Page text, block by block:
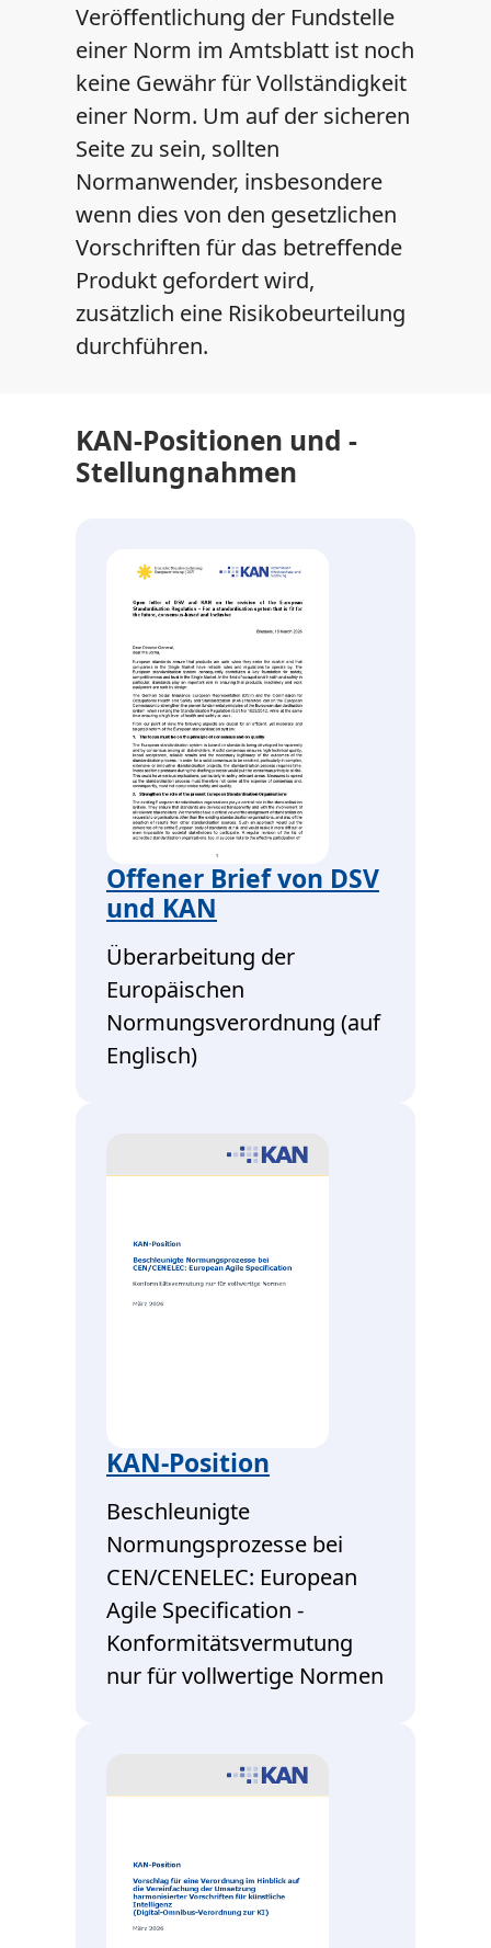
Veröffentlichung der Fundstelle
einer Norm im Amtsblatt ist noch
keine Gewähr für Vollständigkeit
einer Norm. Um auf der sicheren
Seite zu sein, sollten
Normanwender, insbesondere
wenn dies von den gesetzlichen
Vorschriften für das betreffende
Produkt gefordert wird,
zusätzlich eine Risikobeurteilung
durchführen.
KAN-Positionen und -
Stellungnahmen
Offener Brief von DSV
und KAN
Überarbeitung der
Europäischen
Normungsverordnung (auf
Englisch)
KAN-Position
Beschleunigte
Normungsprozesse bei
CEN/CENELEC: European
Agile Specification -
Konformitätsvermutung
nur für vollwertige Normen